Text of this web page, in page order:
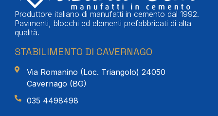
Produttore italiano di manufatti in cemento dal 1992.
Pavimenti, blocchi ed elementi prefabbricati di alta
qualità.
STABILIMENTO DI CAVERNAGO
Via Romanino (Loc. Triangolo) 24050
Cavernago (BG)
035 4498498